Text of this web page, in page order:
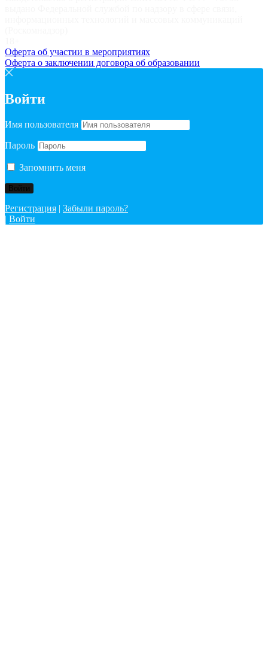
Оферта об участии в мероприятиях
Оферта о заключении договора об образовании
Войти
Имя пользователя
Пароль
Запомнить меня
Регистрация | Забыли пароль?
| Войти